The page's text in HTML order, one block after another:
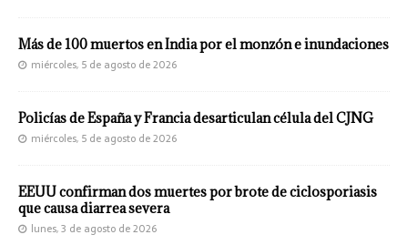
Más de 100 muertos en India por el monzón e inundaciones
miércoles, 5 de agosto de 2026
Policías de España y Francia desarticulan célula del CJNG
miércoles, 5 de agosto de 2026
EEUU confirman dos muertes por brote de ciclosporiasis
que causa diarrea severa
lunes, 3 de agosto de 2026